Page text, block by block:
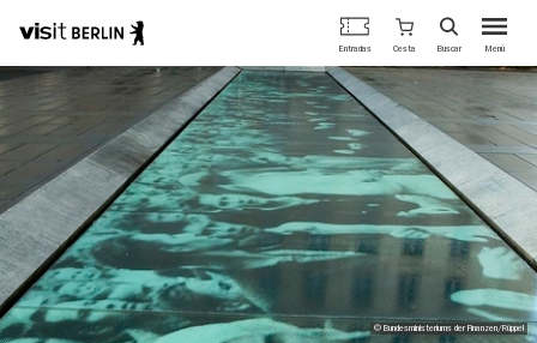
Pasar
al
contenido
principal
Portal
oficial
turismo
de
Menú
Entradas Cesta Buscar
© Bundesministeriums der Finanzen/Rüppel